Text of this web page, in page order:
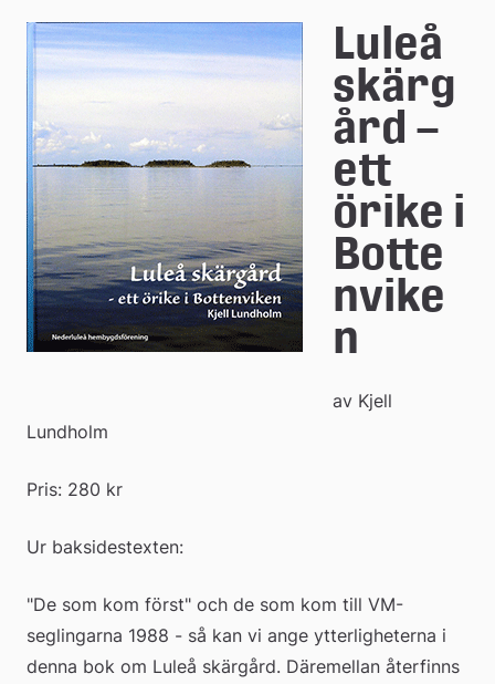
e
å
k
o
m
m
u
n
Luleå
skärg
ård –
ett
örike i
Botte
nvike
n
av Kjell
Lundholm
Pris: 280 kr
Ur baksidestexten:
"De som kom först" och de som kom till VM-
seglingarna 1988 - så kan vi ange ytterligheterna i
denna bok om Luleå skärgård. Däremellan återfinns